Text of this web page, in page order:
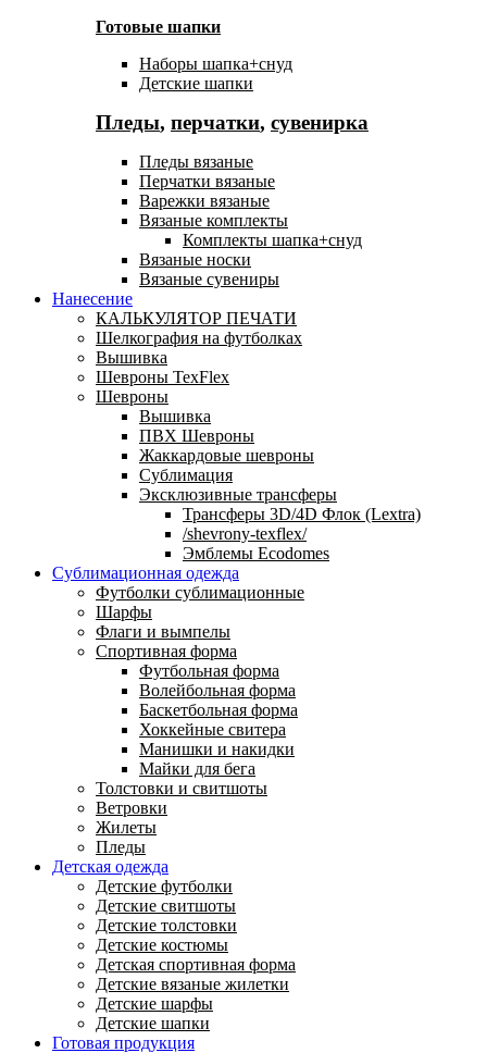
Готовые шапки
Наборы шапка+снуд
Детские шапки
Пледы, перчатки, сувенирка
Пледы вязаные
Перчатки вязаные
Варежки вязаные
Вязаные комплекты
Комплекты шапка+снуд
Вязаные носки
Вязаные сувениры
Нанесение
КАЛЬКУЛЯТОР ПЕЧАТИ
Шелкография на футболках
Вышивка
Шевроны TexFlex
Шевроны
Вышивка
ПВХ Шевроны
Жаккардовые шевроны
Сублимация
Эксклюзивные трансферы
Трансферы 3D/4D Флок (Lextra)
/shevrony-texflex/
Эмблемы Ecodomes
Сублимационная одежда
Футболки сублимационные
Шарфы
Флаги и вымпелы
Спортивная форма
Футбольная форма
Волейбольная форма
Баскетбольная форма
Хоккейные свитера
Манишки и накидки
Майки для бега
Толстовки и свитшоты
Ветровки
Жилеты
Пледы
Детская одежда
Детские футболки
Детские свитшоты
Детские толстовки
Детские костюмы
Детская спортивная форма
Детские вязаные жилетки
Детские шарфы
Детские шапки
Готовая продукция